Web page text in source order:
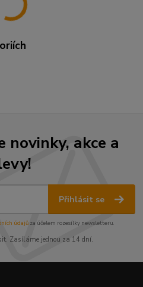
novinky, akce a
Přihlásit se
údajůza účelem rozesílky newsletteru.
Zasíláme jednou za 14 dní.